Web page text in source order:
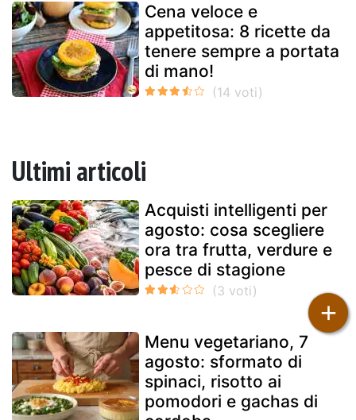
Cena veloce e
appetitosa: 8 ricette da
tenere sempre a portata
di mano!
Ultimi articoli
Acquisti intelligenti per
agosto: cosa scegliere
ora tra frutta, verdure e
pesce di stagione
Menu vegetariano, 7
agosto: sformato di
spinaci, risotto ai
pomodori e gachas di
+